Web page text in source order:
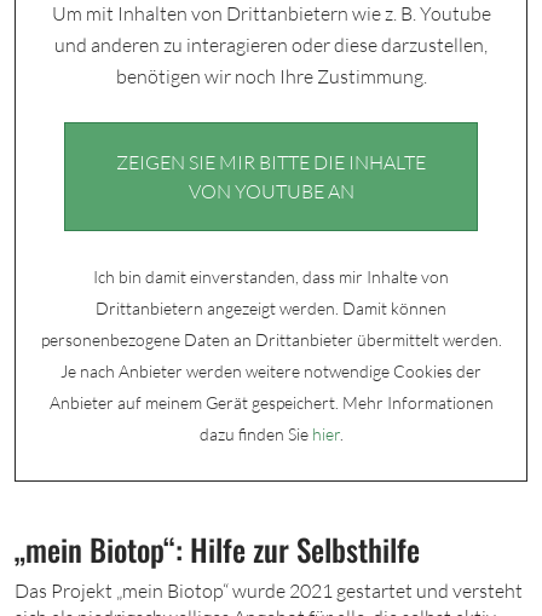
Um mit Inhalten von Drittanbietern wie z. B. Youtube
und anderen zu interagieren oder diese darzustellen,
benötigen wir noch Ihre Zustimmung.
ZEIGEN SIE MIR BITTE DIE INHALTE
VON YOUTUBE AN
Ich bin damit einverstanden, dass mir Inhalte von
Drittanbietern angezeigt werden. Damit können
personenbezogene Daten an Drittanbieter übermittelt werden.
Je nach Anbieter werden weitere notwendige Cookies der
Anbieter auf meinem Gerät gespeichert. Mehr Informationen
dazu finden Sie hier.
„mein Biotop“: Hilfe zur Selbsthilfe
Das Projekt „mein Biotop“ wurde 2021 gestartet und versteht